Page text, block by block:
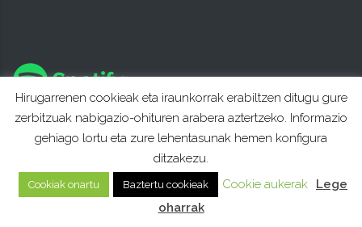
Hirugarrenen cookieak eta iraunkorrak erabiltzen ditugu gure
zerbitzuak nabigazio-ohituren arabera aztertzeko. Informazio
gehiago lortu eta zure lehentasunak hemen konfigura
ditzakezu.
Cookiak onartu Baztertu cookieak Cookie aukerak
Lege
oharrak